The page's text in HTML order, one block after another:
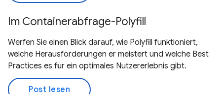
Im Containerabfrage-Polyfill
Werfen Sie einen Blick darauf, wie Polyfill funktioniert,
welche Herausforderungen er meistert und welche Best
Practices es für ein optimales Nutzererlebnis gibt.
Post lesen